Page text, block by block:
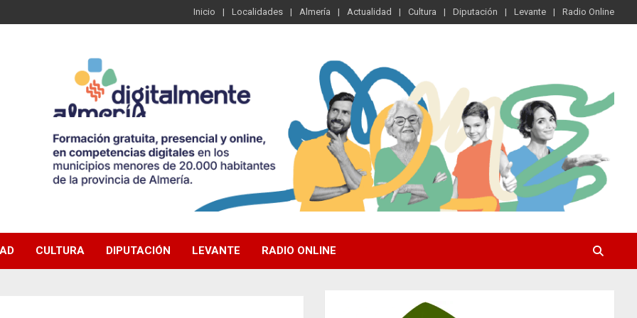
Inicio Localidades Almería Actualidad Cultura Diputación Levante Radio Online
CULTURA DIPUTACIÓN LEVANTE RADIO ONLINE